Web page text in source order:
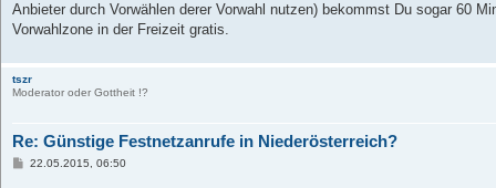
Anbieter durch Vorwählen derer Vorwahl nutzen) bekommst Du sogar 60
Vorwahlzone in der Freizeit gratis.
tszr
Moderator oder Gottheit !?
Re: Günstige Festnetzanrufe in Niederösterreich?
B22.05.2015, 06:50